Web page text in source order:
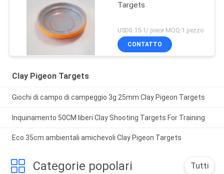
Targets
USD0.15-1/ piece MOQ:1 pezzo
CONTATTO
Clay Pigeon Targets
Giochi di campo di campeggio 3g 25mm Clay Pigeon Targets
Inquinamento 50CM liberi Clay Shooting Targets For Training
Eco 35cm ambientali amichevoli Clay Pigeon Targets
Categorie popolari Tutti